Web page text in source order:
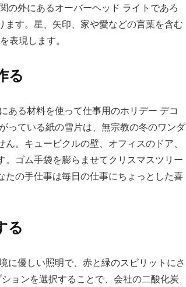
の外にあるオーバーヘッド ライトであろ
ます。星、矢印、家や愛などの言葉を含む
表現します。
る
ある材料を使って仕事用のホリデー デコ
っている紙の雪片は、無宗教の冬のワンダ
。キュービクルの壁、オフィスのドア、
ゴム手袋を膨らませてクリスマスツリー
たの手仕事は毎日の仕事にちょっとした喜
る
に優しい照明で、赤と緑のスピリットにさ
ョンを選択することで、会社の二酸化炭